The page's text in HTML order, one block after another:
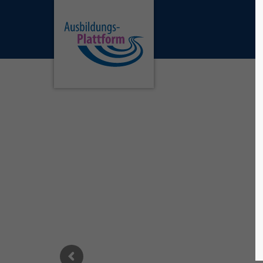
Login
Benutzername Lorem
Mon -